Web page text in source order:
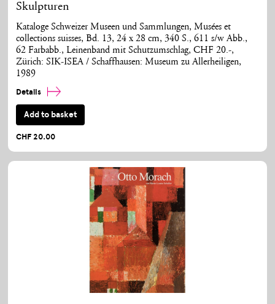
Skulpturen
Kataloge Schweizer Museen und Sammlungen, Musées et
collections suisses, Bd. 13, 24 x 28 cm, 340 S., 611 s/w Abb.,
62 Farbabb., Leinenband mit Schutzumschlag, CHF 20.-,
Zürich: SIK-ISEA / Schaffhausen: Museum zu Allerheiligen,
1989
Details
Add to basket
CHF 20.00